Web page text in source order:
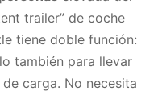
trailer” de coche
tiene doble función:
también para llevar
carga. No necesita